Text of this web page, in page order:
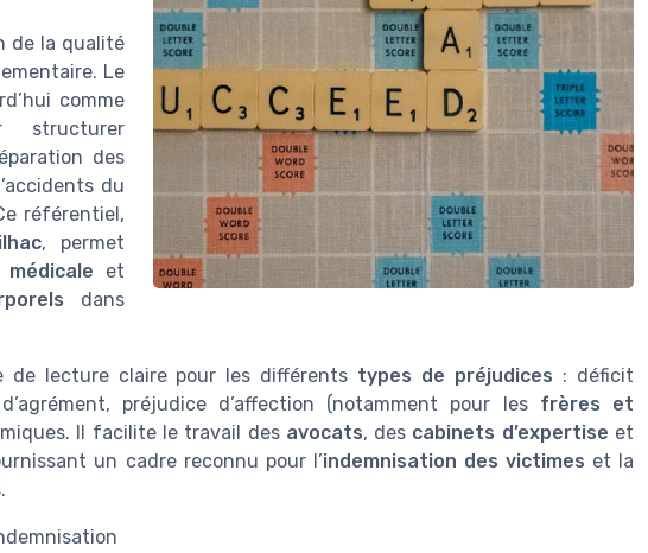
de la qualité
Le
comme
structurer
des
du
référentiel,
, permet
et
dans
de lecture claire pour les différents types de préjudices : déficit
préjudice d’affection (notamment pour les frères et
Il facilite le travail des avocats, des cabinets d’expertise et
un cadre reconnu pour l’indemnisation des victimes et la